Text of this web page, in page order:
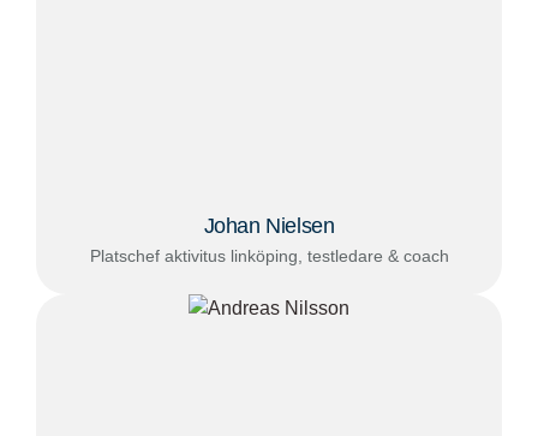
Johan Nielsen
Platschef aktivitus linköping, testledare & coach